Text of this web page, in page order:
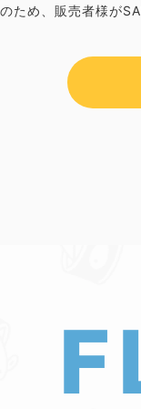
ため、販売者様が